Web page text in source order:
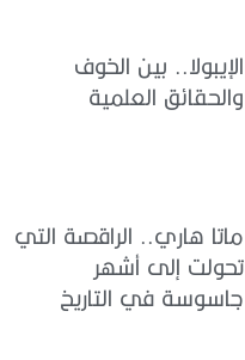
الإيبولا.. بين الخوف
والحقائق العلمية
ماتا هاري.. الراقصة التي
تحولت إلى أشهر
جاسوسة في التاريخ